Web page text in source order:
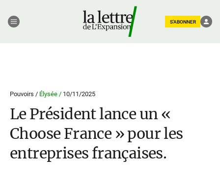
S'ABONNER
Pouvoirs / Élysée / 10/11/2025
Le Président lance un «
Choose France » pour les
entreprises françaises.